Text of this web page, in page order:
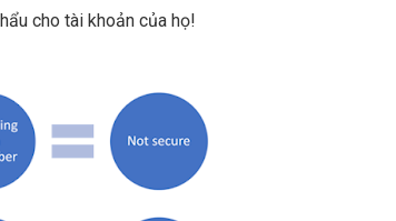
cho tài khoản của họ!